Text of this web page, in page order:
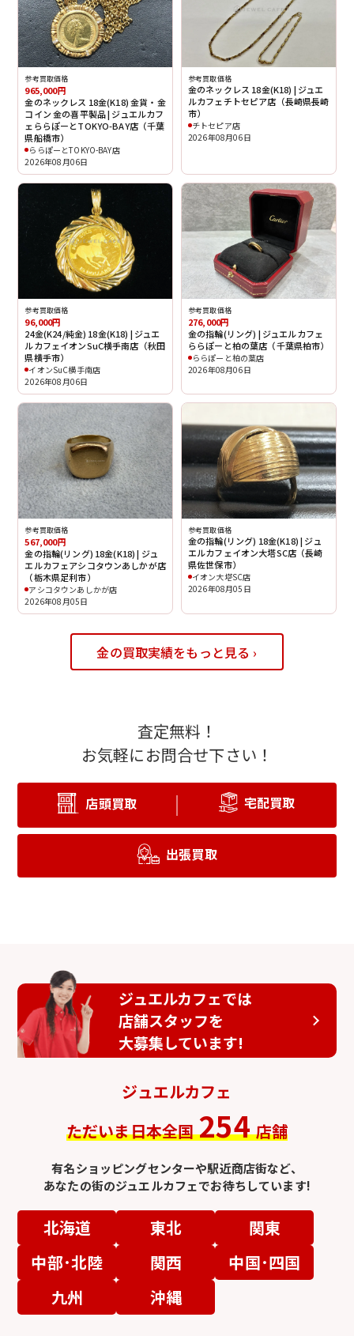
参考買取価格
965,000円
金のネックレス 18金(K18) 金貨・金
コイン 金の喜平製品 | ジュエルカフ
ェららぽーとTOKYO-BAY店（千葉
県船橋市）
ららぽーとTOKYO-BAY店
2026年08月06日
参考買取価格
金のネックレス 18金(K18) | ジュエ
ルカフェチトセピア店（長崎県長崎
市）
チトセピア店
2026年08月06日
参考買取価格
96,000円
24金(K24/純金) 18金(K18) | ジュエ
ルカフェイオンSuC横手南店（秋田
県横手市）
イオンSuC横手南店
2026年08月06日
参考買取価格
276,000円
金の指輪(リング) | ジュエルカフェ
ららぽーと柏の葉店（千葉県柏市）
ららぽーと柏の葉店
2026年08月06日
参考買取価格
567,000円
金の指輪(リング) 18金(K18) | ジュ
エルカフェアシコタウンあしかが店
（栃木県足利市）
アシコタウンあしかが店
2026年08月05日
参考買取価格
金の指輪(リング) 18金(K18) | ジュ
エルカフェイオン大塔SC店（長崎
県佐世保市）
イオン大塔SC店
2026年08月05日
金の買取実績をもっと見る ›
査定無料！
お気軽にお問合せ下さい！
店頭買取 宅配買取
出張買取
ジュエルカフェでは
店舗スタッフを
大募集しています!
ジュエルカフェ
ただいま日本全国 254 店舗
有名ショッピングセンターや駅近商店街など、
あなたの街のジュエルカフェでお待ちしています!
北海道 東北
関東
中部･北陸
関西
中国･四国
九州
沖縄